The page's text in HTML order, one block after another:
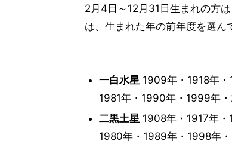
2月4日～12月31日生まれの方
は、生まれた年の前年度を選ん
一白水星1909年・1918年・
1981年・1990年・1999年
二黒土星1908年・1917年・
1980年・1989年・1998年